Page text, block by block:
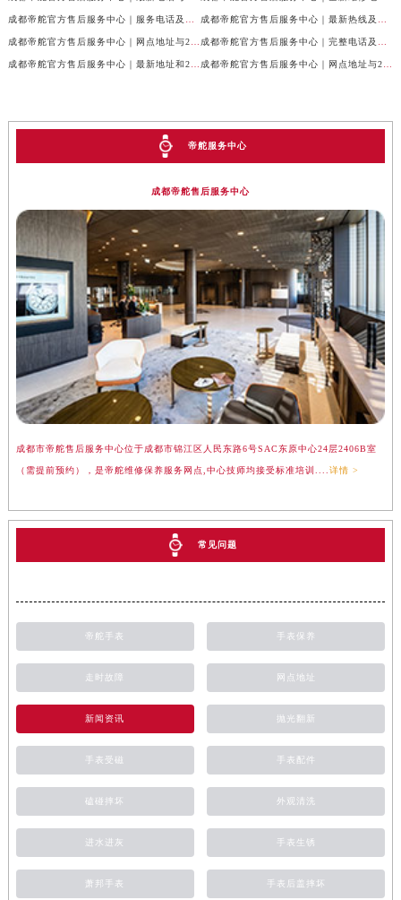
帝舵服务中心
成都帝舵售后服务中心
成都市帝舵售后服务中心位于成都市锦江区人民东路6号SAC东原中心24层2406B室
（需提前预约），是帝舵维修保养服务网点,中心技师均接受标准培训.... 详情 >
常见问题
帝舵手表 手表保养
走时故障 网点地址
新闻资讯 抛光翻新
手表受磁 手表配件
磕碰摔坏 外观清洗
进水进灰 手表生锈
萧邦手表 手表后盖摔坏